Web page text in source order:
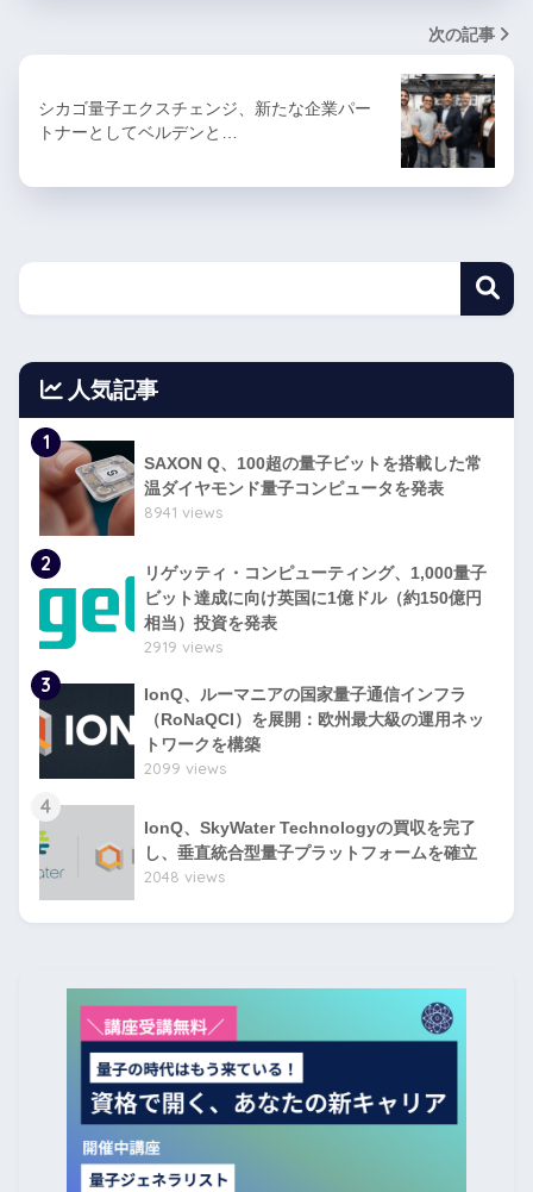
次の記事
シカゴ量子エクスチェンジ、新たな企業パー
トナーとしてベルデンと…
人気記事
1
SAXON Q、100超の量子ビットを搭載した常
温ダイヤモンド量子コンピュータを発表
8941 views
2
リゲッティ・コンピューティング、1,000量子
ビット達成に向け英国に1億ドル（約150億円
相当）投資を発表
2919 views
3
IonQ、ルーマニアの国家量子通信インフラ
（RoNaQCI）を展開：欧州最大級の運用ネッ
トワークを構築
2099 views
4
IonQ、SkyWater Technologyの買収を完了
し、垂直統合型量子プラットフォームを確立
2048 views